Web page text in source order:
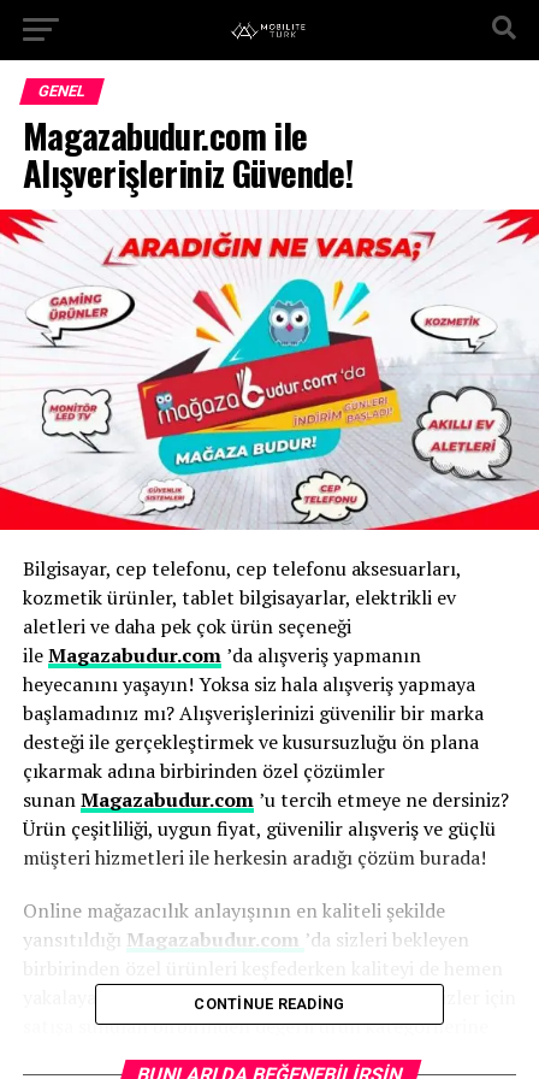
GENEL
Magazabudur.com ile
Alışverişleriniz Güvende!
Bilgisayar, cep telefonu, cep telefonu aksesuarları,
kozmetik ürünler, tablet bilgisayarlar, elektrikli ev
aletleri ve daha pek çok ürün seçeneği
ileMagazabudur.com ’da alışveriş yapmanın
heyecanını yaşayın! Yoksa siz hala alışveriş yapmaya
başlamadınız mı? Alışverişlerinizi güvenilir bir marka
desteği ile gerçekleştirmek ve kusursuzluğu ön plana
çıkarmak adına birbirinden özel çözümler
sunanMagazabudur.com ’u tercih etmeye ne dersiniz?
Ürün çeşitliliği, uygun fiyat, güvenilir alışveriş ve güçlü
müşteri hizmetleri ile herkesin aradığı çözüm burada!
Online mağazacılık anlayışının en kaliteli şekilde
yansıtıldığı Magazabudur.com ’da sizleri bekleyen
yakalayabileceğinizi biliyor muydunuz? O halde sizler için
satışa sunulan birbirinden değerli ürün kategorilerine
daha yakından bir göz atalım. Kaliteyi yakalamak için bu
CONTINUE READING